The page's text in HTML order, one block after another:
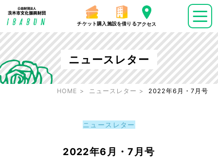
チケット購入 施設を借りるアクセス
ニュースレター
HOME ニュースレター 2022年6月・7月号
ニュースレター
2022年6月・7月号